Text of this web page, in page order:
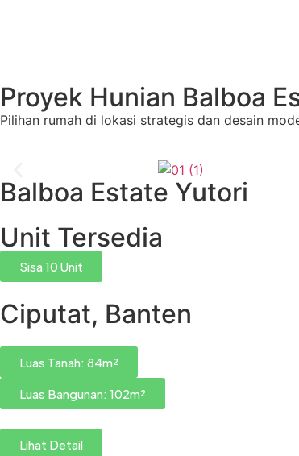
Proyek Hunian Balboa
Pilihan rumah di lokasi strategis dan desain
Balboa Estate Yutori
Unit Tersedia
Sisa 10 Unit
Ciputat, Banten
Luas Tanah: 84m²
Luas Bangunan: 102m²
Lihat Detail